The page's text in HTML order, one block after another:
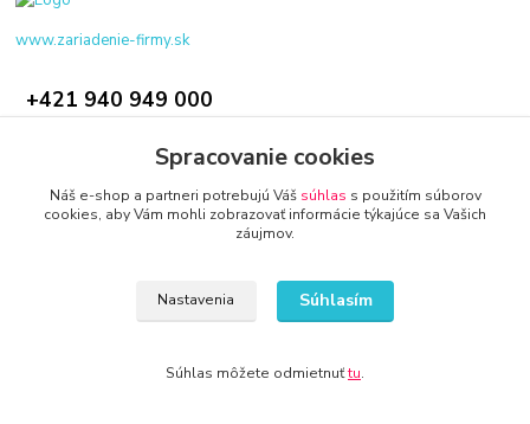
www.zariadenie-firmy.sk
+421 940 949 000
info@kamenik.sk
© 2024 Všetky práva vyhradené KAMENIK.SK
Spracovanie cookies
Náš e-shop a partneri potrebujú Váš súhlas s použitím súborov
cookies, aby Vám mohli zobrazovať informácie týkajúce sa Vašich
záujmov.
Nastavenia Súhlasím
Súhlas môžete odmietnuťtu.